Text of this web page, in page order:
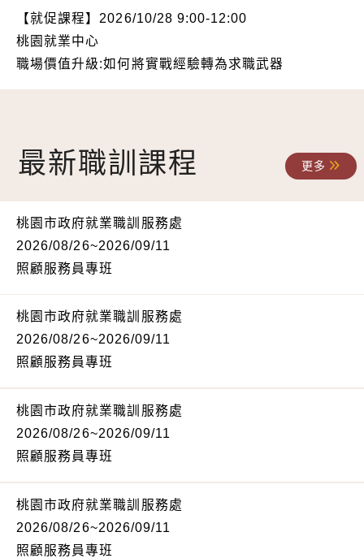
【就促課程】2026/10/28 9:00-12:00
桃園就業中心
職場價值升級:如何將實戰經驗轉為求職武器
最新職訓課程
桃園市政府就業職訓服務處
2026/08/26~2026/09/11
照顧服務員專班
桃園市政府就業職訓服務處
2026/08/26~2026/09/11
照顧服務員專班
桃園市政府就業職訓服務處
2026/08/26~2026/09/11
照顧服務員專班
桃園市政府就業職訓服務處
2026/08/26~2026/09/11
照顧服務員專班
更多